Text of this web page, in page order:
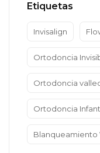
Etiquetas
Invisalign
Ortodoncia
Ortodoncia
Ortodoncia
Blanqueamiento